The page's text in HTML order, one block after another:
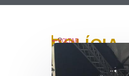
P
POLÍCIA
CIVIL
VOLTAR